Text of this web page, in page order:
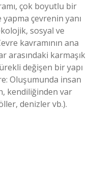
çok boyutlu bir
çevrenin yanı
sosyal ve
kavramının ana
arasındaki karmaşık
değişen bir yapı
Oluşumunda insan
kendiliğinden var
denizler vb.).